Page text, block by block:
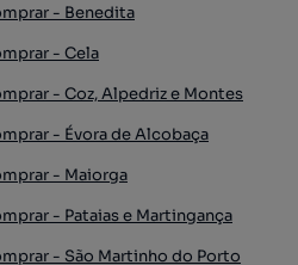
- Benedita
- Cela
- Coz, Alpedriz e Montes
- Évora de Alcobaça
- Maiorga
- Pataias e Martingança
- São Martinho do Porto